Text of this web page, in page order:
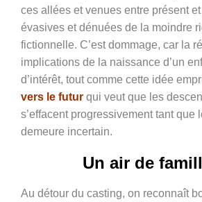
ces allées et venues entre présent
évasives et dénuées de la moindre
fictionnelle. C’est dommage, car la
implications de la naissance d’un
d’intérêt, tout comme cette idée
vers le futur qui veut que les
s’effacent progressivement tant que
demeure incertain.
Un air de
Au détour du casting, on reconnaît